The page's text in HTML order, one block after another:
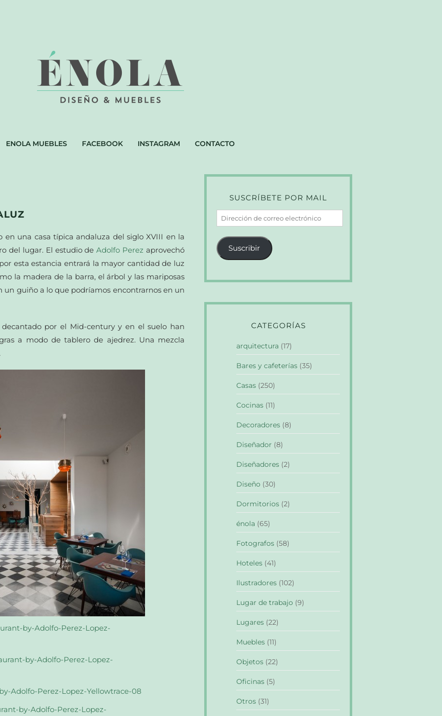
ENOLA MUEBLES FACEBOOK INSTAGRAM CONTACTO
en una casa típica andaluza del siglo XVIII en la
del lugar. El estudio deAdolfo Perez aprovechó
esta estancia entrará la mayor cantidad de luz
la madera de la barra, el árbol y las mariposas
un guiño a lo que podríamos encontrarnos en un
por el Mid-century y en el suelo han
a modo de tablero de ajedrez. Una mezcla
SUSCRÍBETE POR MAIL
Dirección
de
correo
electrónico
Suscribir
CATEGORÍAS
arquitectura (17)
Bares y cafeterías (35)
Casas (250)
Cocinas (11)
Decoradores (8)
Diseñador (8)
Diseñadores (2)
Diseño (30)
Dormitorios (2)
énola (65)
Fotografos (58)
Hoteles (41)
Ilustradores (102)
Lugar de trabajo (9)
Lugares (22)
Muebles (11)
Objetos (22)
Oficinas (5)
Otros (31)